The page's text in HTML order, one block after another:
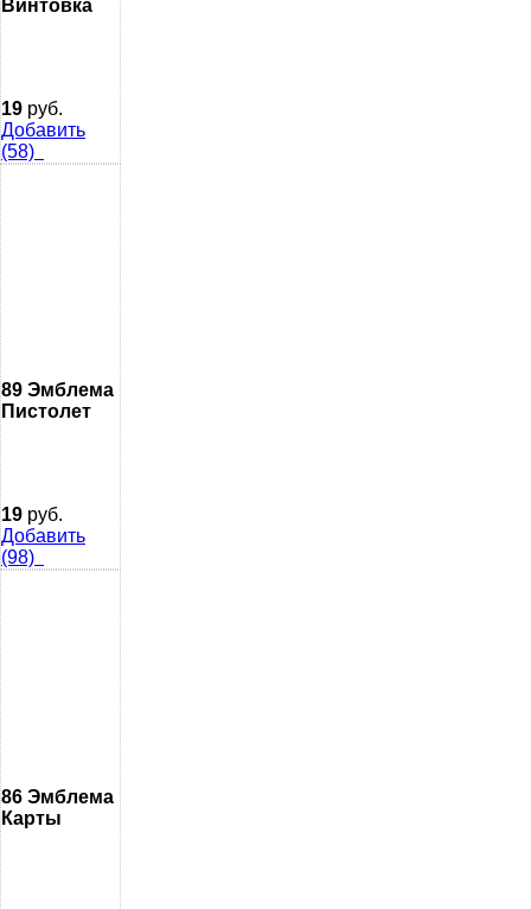
Винтовка
19 руб.
Добавить
(58)
89 Эмблема
Пистолет
19 руб.
Добавить
(98)
86 Эмблема
Карты